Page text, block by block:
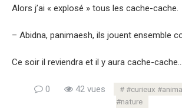
Alors j’ai « explosé » tous les cache-cache.
– Abidna, panimaesh, ils jouent ensemble
Ce soir il reviendra et il y aura cache-cache…
0 42 vues
#curieux
#nature